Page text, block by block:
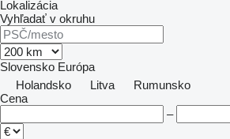
Lokalizácia
Vyhľadať v okruhu
Slovensko Európa
Holandsko
Litva
Rumunsko
Cena
–